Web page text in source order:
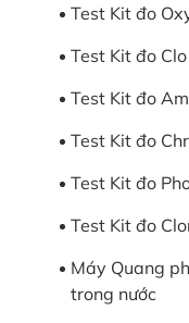
Test Kit đo
Test Kit đo
Test Kit đo
Test Kit đo
Test Kit đo
Test Kit đo
Máy Quang
trong nước